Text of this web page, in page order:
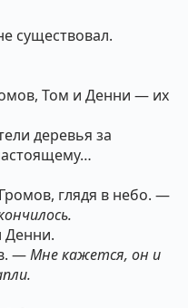
существовал.
Том и Денни — их
деревья за
глядя в небо. —
—Мне кажется, он и